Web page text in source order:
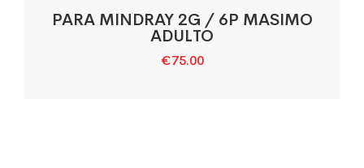
PARA MINDRAY 2G / 6P MASIMO
ADULTO
€75.00